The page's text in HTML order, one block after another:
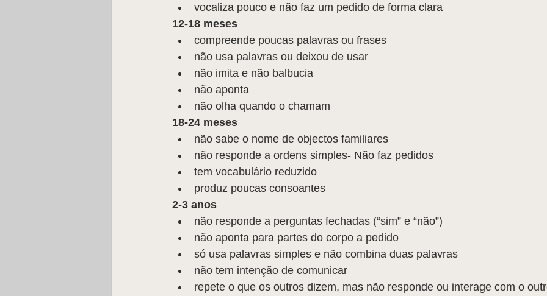
vocaliza pouco e não faz um pedido de forma clara
12-18 meses
compreende poucas palavras ou frases
não usa palavras ou deixou de usar
não imita e não balbucia
não aponta
não olha quando o chamam
18-24 meses
não sabe o nome de objectos familiares
não responde a ordens simples- Não faz pedidos
tem vocabulário reduzido
produz poucas consoantes
2-3 anos
não responde a perguntas fechadas (“sim” e “não”)
não aponta para partes do corpo a pedido
só usa palavras simples e não combina duas palavras
não tem intenção de comunicar
repete o que os outros dizem, mas não responde ou interage com o